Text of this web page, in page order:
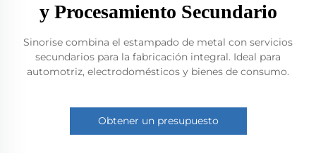
y Procesamiento Secundario
Sinorise combina el estampado de metal con servicios
secundarios para la fabricación integral. Ideal para
automotriz, electrodomésticos y bienes de consumo.
Obtener un presupuesto